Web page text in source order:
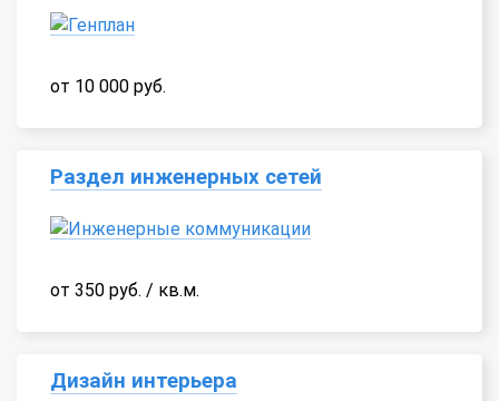
от 10 000 руб.
Раздел инженерных сетей
от 350 руб. / кв.м.
Дизайн интерьера